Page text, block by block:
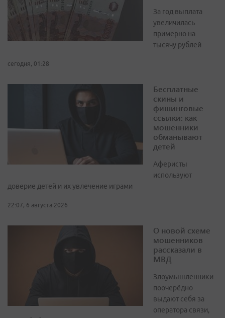
За год выплата
увеличилась
примерно на
тысячу рублей
сегодня, 01:28
Бесплатные
скины и
фишинговые
ссылки: как
мошенники
обманывают
детей
Аферисты
используют
доверие детей и их увлечение играми
22:07, 6 августа 2026
О новой схеме
мошенников
рассказали в
МВД
Злоумышленники
поочерёдно
выдают себя за
оператора связи,